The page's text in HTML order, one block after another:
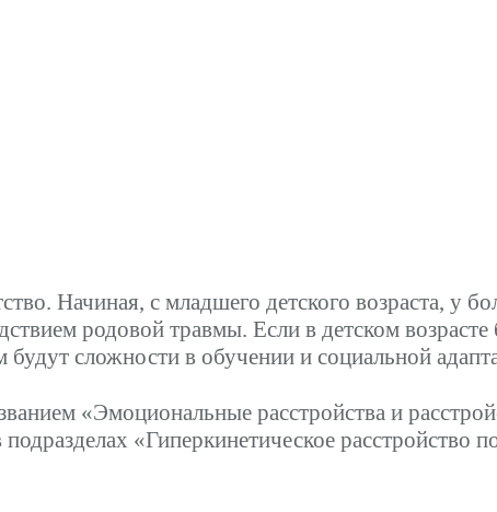
Начиная, с младшего детского возраста, у
родовой травмы. Если в детском возрасте
сложности в обучении и социальной
«Эмоциональные расстройства и
«Гиперкинетическое